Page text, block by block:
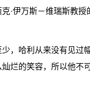
·伊万斯－维瑞斯教授
，哈利从来没有见过
烂的笑容，所以他不